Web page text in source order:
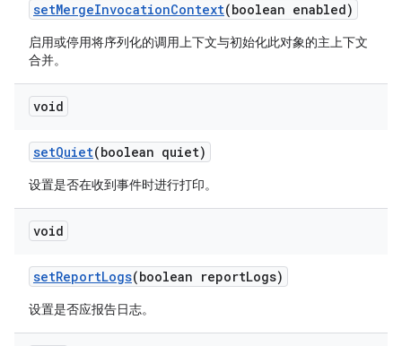
setMergeInvocationContext(boolean enabled)
启用或停用将序列化的调用上下文与初始化此对象的主上下文
合并。
void
setQuiet(boolean quiet)
设置是否在收到事件时进行打印。
void
setReportLogs(boolean reportLogs)
设置是否应报告日志。